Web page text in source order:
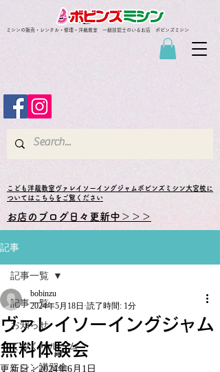
ミシンの販売・レンタル・修理・洋裁教室 一級技能士のいるお店 ボビンズミシン
​こども洋裁教室ヴァレイソーイングジャムボビンズミシン大宮校に
ついてはこちらをご覧ください
お店のブログ日々更新中＞＞＞
記事
記事一覧
お知らせ
てづくりルーム
ミシン講習会
記事一覧
ヴァレイソーイングジャム
無料体験会
bobinzu
2024年5月18日 読了時間: 1分
更新日：2024年6月1日